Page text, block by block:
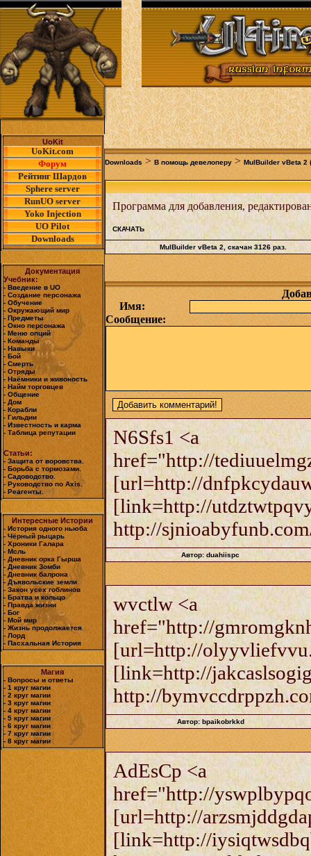
UoKit
UoKit.com
Форум
Рейтинг Шардов
Sphere server
RunUO server
Yoko Injection
UO Pilot
Downloads
Документация
Учебник:
- Введение в UO
- Создание персонажа
- Обучение
- Окружающий мир
- Предметы
- Окно персонажа
- Меню опций
- Команды
- Навыки
- Бой
- Смерть
- Отряды
- Наёмники и живоность
- Найм торговцев
- Общение
- Дом
- Корабли
- Гильдии
- Известность и карма
- Таблица репутации
Статьи:
- Защита от воровства.
- Борьба с тормозами.
- Садоводство.
- Руководство по Axis.
- Реагенты.
Интересные Истории
- История одного ньюба
- Чёрный рыцарь
- Хроники Галара
- Мсль
- Дневник орка Гырша
- Дневник Зомби
- Дневник балрона
- Дъявольские земли
- Закон усех гоблинов
- Братва и кольцо
- Правда жизни
- Бог
- Мой мир
- Жизнь продолжается
- Лорд
- Пасхальная История
Магия
- Вопросы и ответы
- 1 круг магии
- 2 круг магии
- 3 круг магии
- 4 круг магии
- 5 круг магии
- 6 круг магии
- 7 круг магии
- 8 круг магии
Downloads > В помощь девелоперу > MulBuilder vBeta 2
Программа для добавления,
СКАЧАТЬ
MulBuilder vBeta 2 , скачан 3126 раз.
Имя:
Сообщение:
N6Sfs1 <a
href="http://
[url=http://
[link=http://
http://
Автор: duahiispc
wvctlw <a
href="http://
[url=http://
[link=http://
http://
Автор: bpaikobrkkd
AdEsCp <a
href="http://
[url=http://
[link=http://